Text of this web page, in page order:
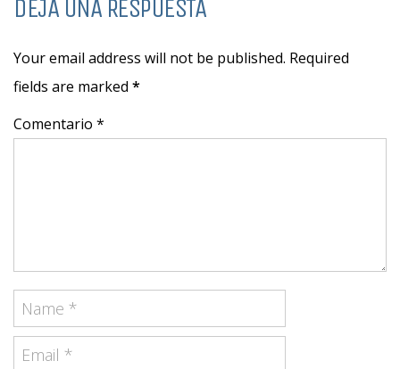
DEJA UNA RESPUESTA
Your email address will not be published. Required
fields are marked *
Comentario *